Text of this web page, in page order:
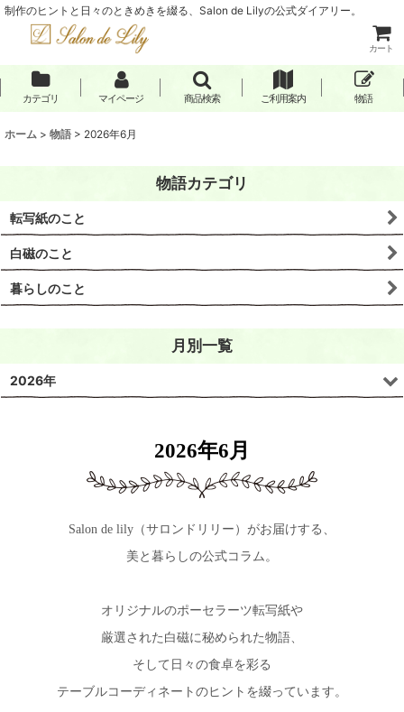
制作のヒントと日々のときめきを綴る、Salon de Lilyの公式ダイアリー。
カート
カテゴリ マイページ 商品検索 ご利用案内 物語
ホーム > 物語 > 2026年6月
2026年6月
Salon de lily（サロンドリリー）がお届けする、
美と暮らしの公式コラム。
オリジナルのポーセラーツ転写紙や
厳選された白磁に秘められた物語、
そして日々の食卓を彩る
テーブルコーディネートのヒントを綴っています。
物語カテゴリ
転写紙のこと
白磁のこと
暮らしのこと
月別一覧
2026年